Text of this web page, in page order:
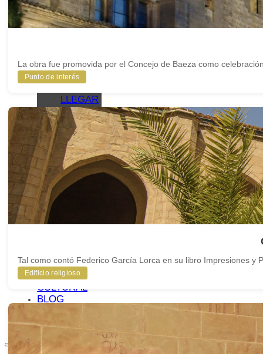
TU VISITA
ALOJAMIENTOS
RESTAURANTES
TURÍSTICOS
PLANOS
LLEGAR
A
BAEZA
APARCAMIENTO
Y
TRANSPORTE
PÚBLICO
OFICINA
DE
MUNDIAL
AGENDA
CULTURAL
BLOG
A BAEZA
La obra fue promovida por el Concejo de Baeza como
Punto de interés
Tal como contó Federico García Lorca en su libro Impresiones y
Edificio religioso